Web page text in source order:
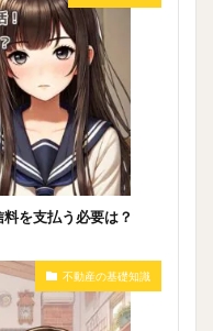
を支払う必要は？
不動産の基礎知識